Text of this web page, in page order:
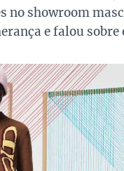
no showroom
e falou